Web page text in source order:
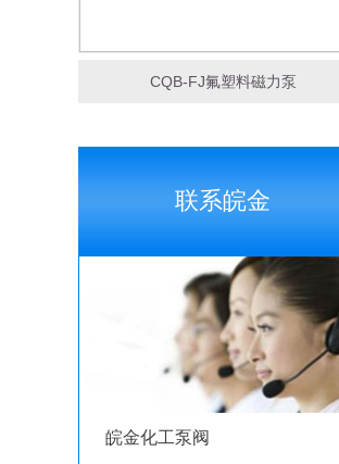
CQB-FJ氟塑料磁力泵
联系皖金
皖金化工泵阀